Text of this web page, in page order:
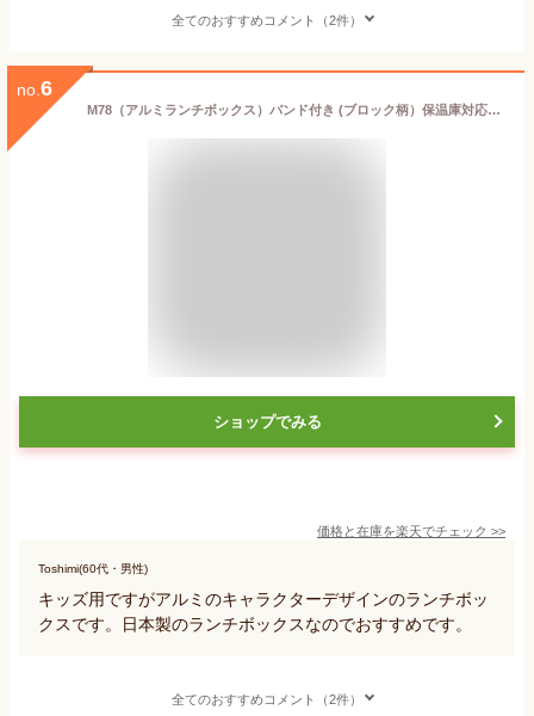
全てのおすすめコメント（2件）
no. 6
M78（アルミランチボックス）バンド付き (ブロック柄）保温庫対応（ウルトラマンショップ限定）お弁当箱 ウルトラマン おべんとう 食器 4990593461387
ショップでみる
価格と在庫を楽天でチェック >>
Toshimi(60代・男性)
キッズ用ですがアルミのキャラクターデザインのランチボッ
クスです。日本製のランチボックスなのでおすすめです。
全てのおすすめコメント（2件）